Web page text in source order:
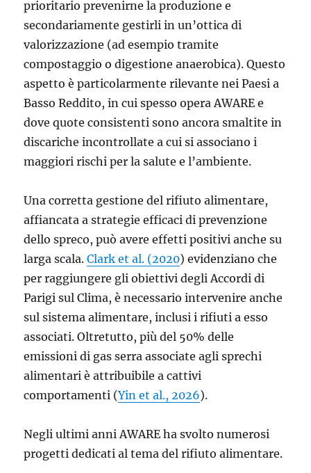
prioritario prevenirne la produzione e
secondariamente gestirli in un’ottica di
valorizzazione (ad esempio tramite
compostaggio o digestione anaerobica). Questo
aspetto è particolarmente rilevante nei Paesi a
Basso Reddito, in cui spesso opera AWARE e
dove quote consistenti sono ancora smaltite in
discariche incontrollate a cui si associano i
maggiori rischi per la salute e l’ambiente.
Una corretta gestione del rifiuto alimentare,
affiancata a strategie efficaci di prevenzione
dello spreco, può avere effetti positivi anche su
larga scala.Clark et al. (2020) evidenziano che
per raggiungere gli obiettivi degli Accordi di
Parigi sul Clima, è necessario intervenire anche
sul sistema alimentare, inclusi i rifiuti a esso
associati. Oltretutto, più del 50% delle
emissioni di gas serra associate agli sprechi
alimentari è attribuibile a cattivi
comportamenti (Yin et al., 2026).
Negli ultimi anni AWARE ha svolto numerosi
progetti dedicati al tema del rifiuto alimentare.